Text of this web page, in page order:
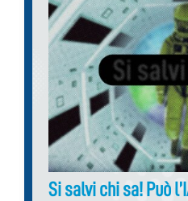
Si salvi chi sa! Può